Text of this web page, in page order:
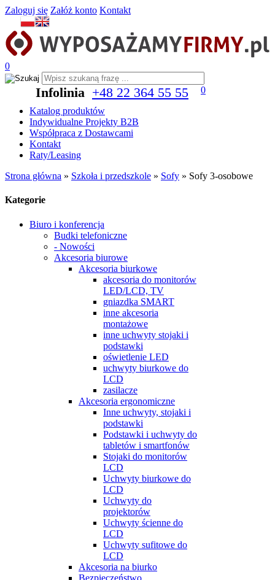
Zaloguj się Załóż konto Kontakt
0
Infolinia +48 22 364 55 55
0
Katalog produktów
Indywidualne Projekty B2B
Współpraca z Dostawcami
Kontakt
Raty/Leasing
Strona główna » Szkoła i przedszkole » Sofy » Sofy 3-osobowe
Kategorie
Biuro i konferencja
Budki telefoniczne
- Nowości
Akcesoria biurowe
Akcesoria biurkowe
akcesoria do monitorów
LED/LCD, TV
gniazdka SMART
inne akcesoria
montażowe
inne uchwyty stojaki i
podstawki
oświetlenie LED
uchwyty biurkowe do
LCD
zasilacze
Akcesoria ergonomiczne
Inne uchwyty, stojaki i
podstawki
Podstawki i uchwyty do
tabletów i smartfonów
Stojaki do monitorów
LCD
Uchwyty biurkowe do
LCD
Uchwyty do
projektorów
Uchwyty ścienne do
LCD
Uchwyty sufitowe do
LCD
Akcesoria na biurko
Bezpieczeństwo